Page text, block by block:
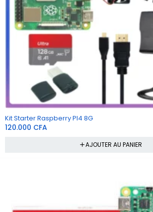
Kit Starter Raspberry PI4 8G
120.000 CFA
AJOUTER AU PANIER